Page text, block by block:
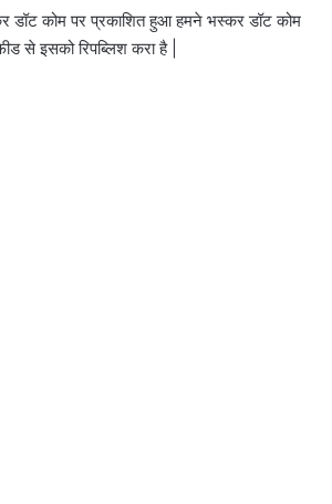
डॉट कोम पर प्रकाशित हुआ हमने भस्कर डॉट कोम
से इसको रिपब्लिश करा है |